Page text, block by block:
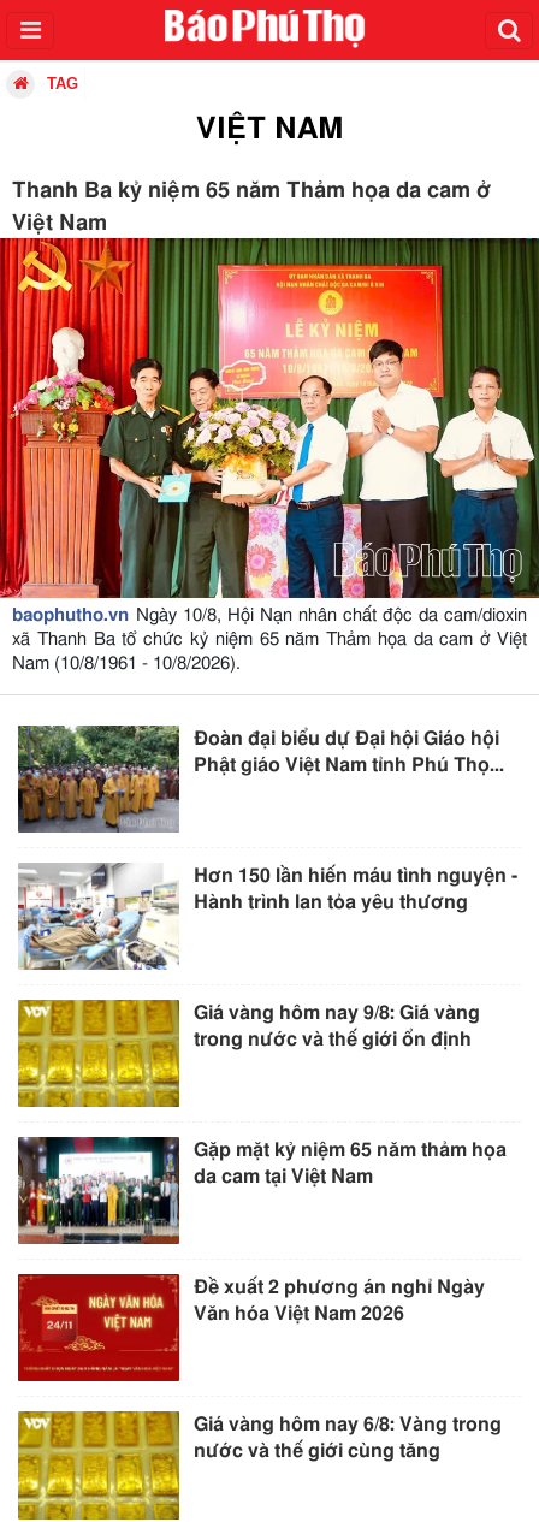
TAG
VIỆT NAM
Thanh Ba kỷ niệm 65 năm Thảm họa da cam ở
Việt Nam
baophutho.vn Ngày 10/8, Hội Nạn nhân chất độc da cam/dioxin
xã Thanh Ba tổ chức kỷ niệm 65 năm Thảm họa da cam ở Việt
Nam (10/8/1961 - 10/8/2026).
Đoàn đại biểu dự Đại hội Giáo hội
Phật giáo Việt Nam tỉnh Phú Thọ...
Hơn 150 lần hiến máu tình nguyện -
Hành trình lan tỏa yêu thương
Giá vàng hôm nay 9/8: Giá vàng
trong nước và thế giới ổn định
Gặp mặt kỷ niệm 65 năm thảm họa
da cam tại Việt Nam
Đề xuất 2 phương án nghỉ Ngày
Văn hóa Việt Nam 2026
Giá vàng hôm nay 6/8: Vàng trong
nước và thế giới cùng tăng